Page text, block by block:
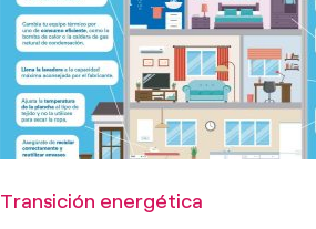
Transición energética